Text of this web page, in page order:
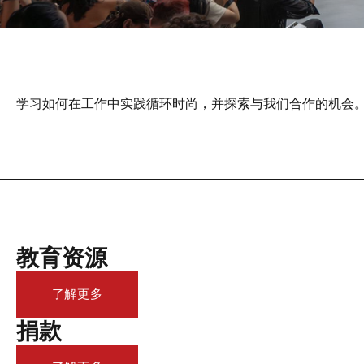
学习如何在工作中实践循环时尚，并探索与我们合作的机会
教育资源
了解更多
捐款